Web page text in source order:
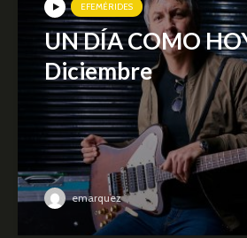
EFEMÉRIDES
UN DÍA COMO
Diciembre
emarquez